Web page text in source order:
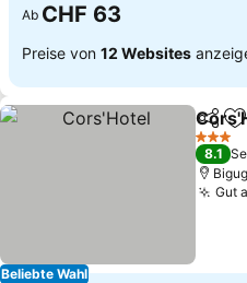
Ab CHF 63
Preise von 12 Websites
Beliebte Wahl
Teilen
3 Sterne
8.1
Gut